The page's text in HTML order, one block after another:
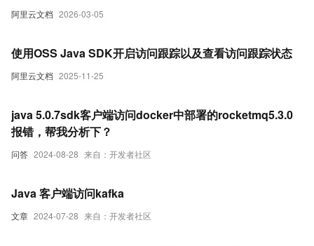
阿里云文档 2026-03-05
阿里云文档 2025-11-25
使用OSS Java SDK开启访问跟踪以及查看访问跟踪状态
问答 2024-08-28 来自：开发者社区
java 5.0.7sdk客户端访问docker中部署的rocketmq5.3.0
报错，帮我分析下？
文章 2024-07-28 来自：开发者社区
Java 客户端访问kafka